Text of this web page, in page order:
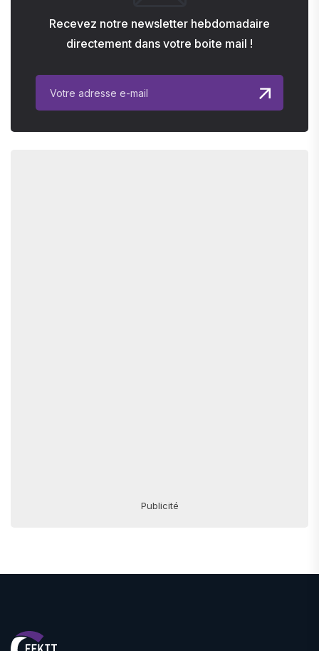
Recevez notre newsletter hebdomadaire
directement dans votre boite mail !
Publicité